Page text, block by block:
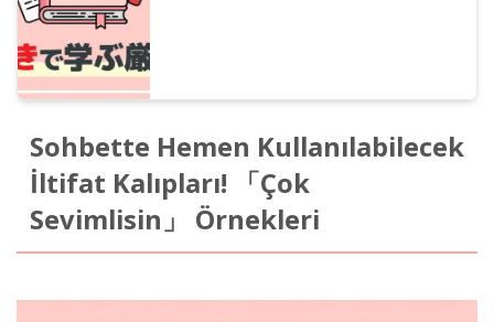
Sohbette Hemen Kullanılabilecek
İltifat Kalıpları! 「Çok
Sevimlisin」 Örnekleri